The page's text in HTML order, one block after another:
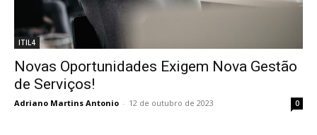
ITIL4
Novas Oportunidades Exigem Nova Gestão
de Serviços!
Adriano Martins Antonio - 12 de outubro de 2023 0